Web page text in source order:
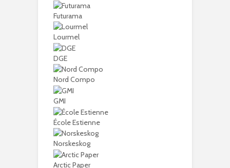
Futurama
Lourmel
DGE
Nord Compo
GMI
École Estienne
Norskeskog
Arctic Paper